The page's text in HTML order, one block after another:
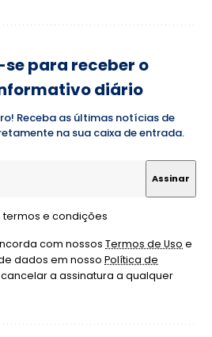
para receber o
diário
Receba as últimas notícias de
na sua caixa de entrada.
termos e condições
com nossos Termos de Uso e
dados em nosso Política de
a assinatura a qualquer